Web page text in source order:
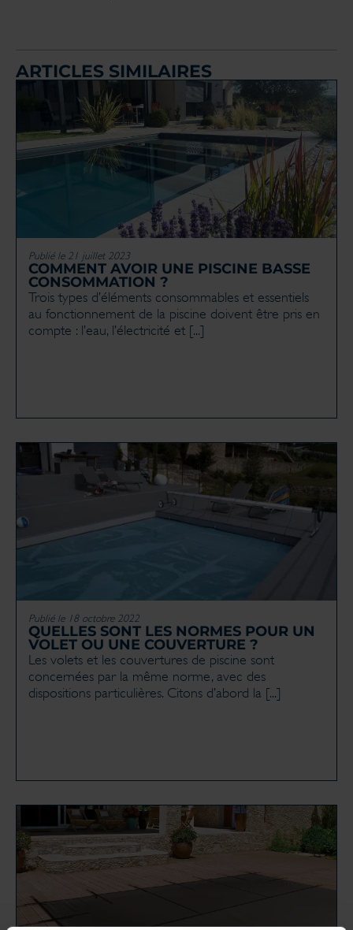
ARTICLES SIMILAIRES
Publié le 21 juillet 2023
COMMENT AVOIR UNE PISCINE BASSE
CONSOMMATION ?
Trois types d’éléments consommables et essentiels
au fonctionnement de la piscine doivent être pris en
compte : l’eau, l’électricité et [...]
Publié le 18 octobre 2022
QUELLES SONT LES NORMES POUR UN
VOLET OU UNE COUVERTURE ?
Les volets et les couvertures de piscine sont
concernées par la même norme, avec des
dispositions particulières. Citons d’abord la [...]